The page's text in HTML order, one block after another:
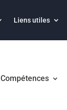
Liens utiles
Compétences